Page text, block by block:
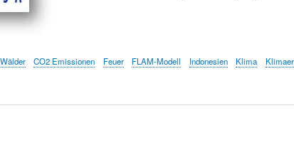
CO2 Emissionen Feuer FLAM-Modell Indonesien Klima